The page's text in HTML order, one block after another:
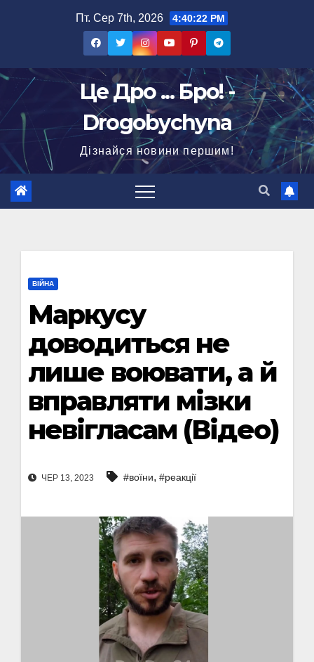
Пт. Сер 7th, 2026 4:40:23 PM
Це Дро ... Бро! -
Drogobychyna
Дізнайся новини першим!
ВІЙНА
Маркусу
доводиться не
лише воювати, а й
вправляти мізки
невігласам (Відео)
ЧЕР 13, 2023 #воїни, #реакції